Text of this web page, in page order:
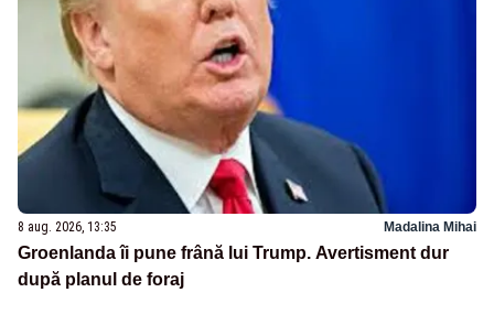
8 aug. 2026, 13:35 Madalina Mihai
Groenlanda îi pune frână lui Trump. Avertisment dur
după planul de foraj